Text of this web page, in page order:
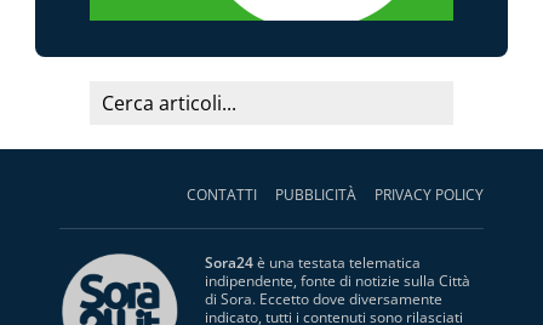
CONTATTI PUBBLICITÀ PRIVACY POLICY
Sora24è una testata telematica
indipendente, fonte di notizie sulla Città
di Sora. Eccetto dove diversamente
indicato, tutti i contenuti sono rilasciati